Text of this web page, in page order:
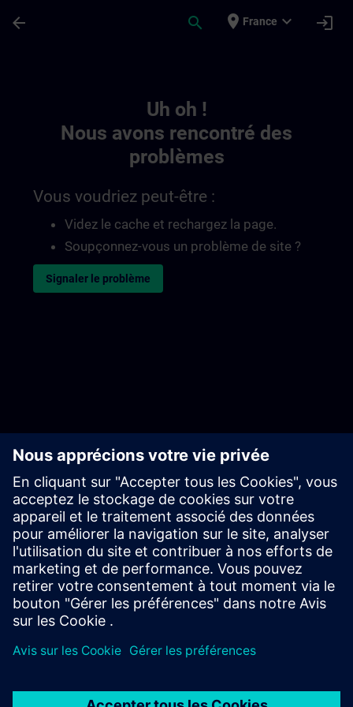
arrow_back search place France expand_more login
Uh oh !
Nous avons rencontré des
problèmes
Vous voudriez peut-être :
Videz le cache et rechargez la page.
Soupçonnez-vous un problème de site ?
Signaler le problème